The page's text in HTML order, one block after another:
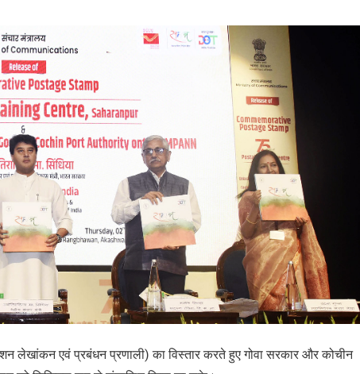
लेखांकन एवं प्रबंधन प्रणाली) का विस्तार करते हुए गोवा सरकार और कोचीन